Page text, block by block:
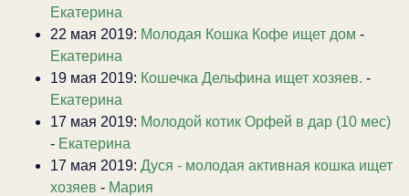
Екатерина
22 мая 2019: Молодая Кошка Кофе ищет дом -
Екатерина
19 мая 2019: Кошечка Дельфина ищет хозяев. -
Екатерина
17 мая 2019: Молодой котик Орфей в дар (10 мес)
- Екатерина
17 мая 2019: Дуся - молодая активная кошка ищет
хозяев - Мария